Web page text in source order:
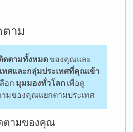
าม
ดตามทั้งหมดของคุณและ
ทศและกลุ่มประเทศที่คุณเข้า
ลือก มุมมองทั่วโลก เพื่อดู
มของคุณแยกตามประเทศ
ตามของคุณ